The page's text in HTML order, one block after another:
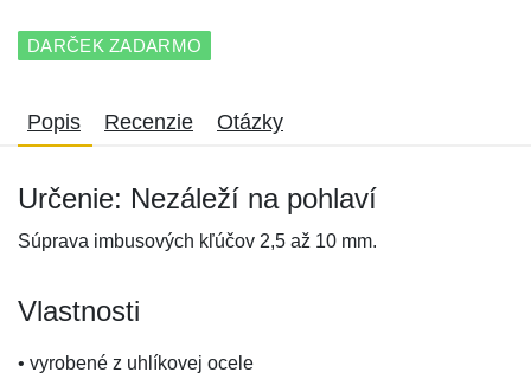
DARČEK ZADARMO
Popis Recenzie Otázky
Určenie: Nezáleží na pohlaví
Súprava imbusových kľúčov 2,5 až 10 mm.
Vlastnosti
• vyrobené z uhlíkovej ocele